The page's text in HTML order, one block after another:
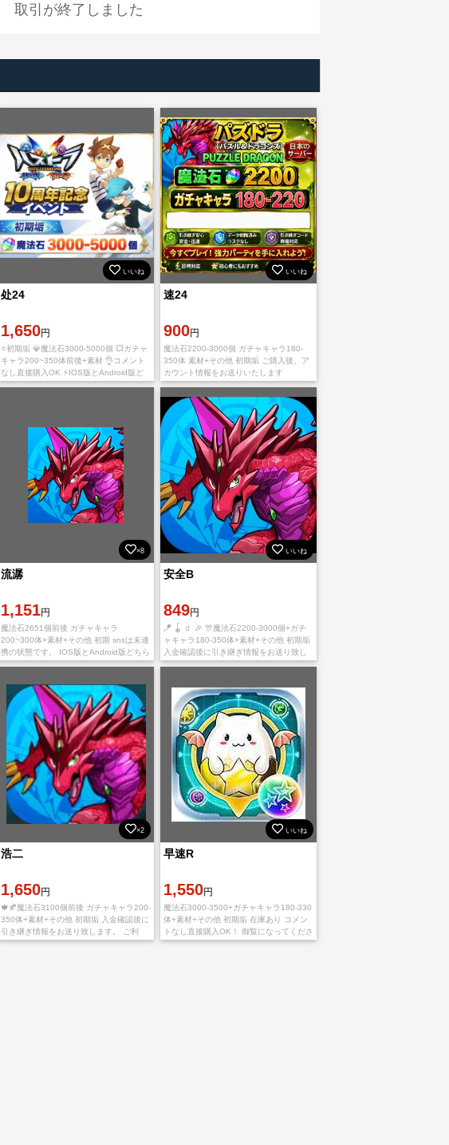
取引が終了しました
いいね
处24
1,650円
⭐初期垢 💎魔法石3000-5000個 💥ガチャ
キャラ200~350体前後+素材 👌コメント
なし直接購入OK ⚡IOS版とAndroid版ど
ちらでも、お引継ぎできます。 在庫がご
いいね
速24
900円
魔法石2200-3000個 ガチャキャラ180-
350体 素材+その他 初期垢 ご購入後、ア
カウント情報をお送りいたします
×8
流潺
1,151円
魔法石2651個前後 ガチャキャラ
200~300体+素材+その他 初期 snsは未連
携の状態です。 IOS版とAndroid版どちら
でも、お引継ぎできます。 直接購入可！
いいね
安全B
849円
🪁 🪀 🧃 🎉 🎊魔法石2200-3000個+ガチ
ャキャラ180-350体+素材+その他 初期垢
入金確認後に引き継ぎ情報をお送り致し
ます。 ご利用、心よりお待ちしておりま
×2
浩二
1,650円
🍁🍂魔法石3100個前後 ガチャキャラ200-
350体+素材+その他 初期垢 入金確認後に
引き継ぎ情報をお送り致します。 ご利
用、心よりお待ちしております。 多少誤
いいね
早速R
1,550円
魔法石3000-3500+ガチャキャラ180-330
体+素材+その他 初期垢 在庫あり コメン
トなし直接購入OK！ 御覧になってくださ
り、きありがとうございます snsは未連